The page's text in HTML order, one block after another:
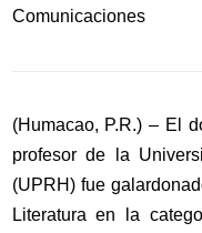
Comunicaciones
(Humacao, P.R.) – El
profesor de la
(UPRH) fue
Literatura en la